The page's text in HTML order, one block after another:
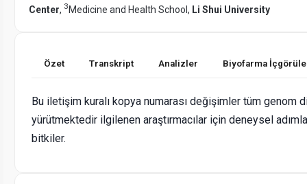
Center, 3 Medicine and Health School, Li Shui University
Özet Transkript Analizler Biyofarma
Bu iletişim kuralı kopya numarası değişimler tüm genom
yürütmektedir ilgilenen araştırmacılar için deneysel
bitkiler.